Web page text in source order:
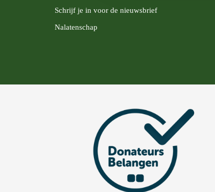
Schrijf je in voor de nieuwsbrief
Nalatenschap